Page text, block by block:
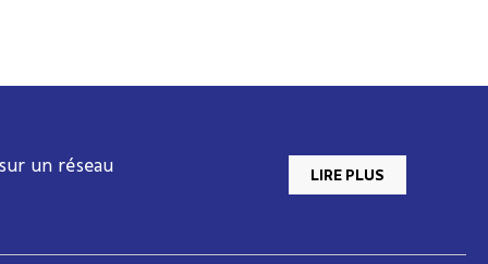
un réseau
LIRE PLUS